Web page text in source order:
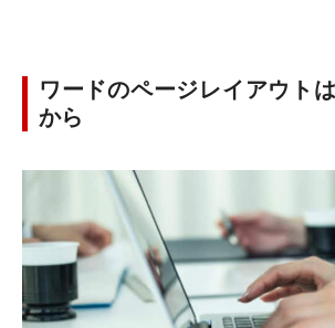
ワードのページレイアウト
から